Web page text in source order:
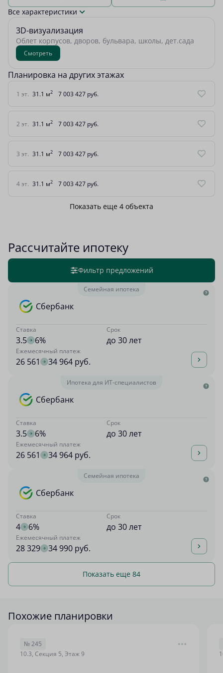
Все характеристики
3D-визуализация
Облет корпусов, дворов, бульвара, школы, дет.сада
Смотреть
Планировка на других этажах
1 эт. 31.1 м2 7 003 427 руб.
2 эт. 31.1 м2 7 003 427 руб.
3 эт. 31.1 м2 7 003 427 руб.
4 эт. 31.1 м2 7 003 427 руб.
Показать еще 4 объектa
Рассчитайте ипотеку
Фильтр предложений
Семейная ипотека
Сбербанк
Ставка
3.5 6%
Срок
до 30 лет
Ежемесячный платеж
26 561 34 964 руб.
Ипотека для ИТ-специалистов
Сбербанк
Ставка
3.5 6%
Срок
до 30 лет
Ежемесячный платеж
26 561 34 964 руб.
Семейная ипотека
Сбербанк
Ставка
4 6%
Срок
до 30 лет
Ежемесячный платеж
28 329 34 990 руб.
Показать еще 84
Похожие планировки
№ 245
10.3, Секция 5, Этаж 9